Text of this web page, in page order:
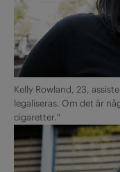
Kelly Rowland, 23,
legaliseras. Om det är
cigaretter."